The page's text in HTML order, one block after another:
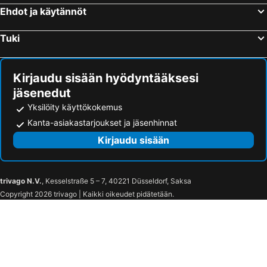
Ehdot ja käytännöt
Tuki
Kirjaudu sisään hyödyntääksesi
jäsenedut
Yksilöity käyttökokemus
Kanta-asiakastarjoukset ja jäsenhinnat
Kirjaudu sisään
trivago N.V., Kesselstraße 5 – 7, 40221 Düsseldorf, Saksa
Copyright 2026 trivago | Kaikki oikeudet pidätetään.